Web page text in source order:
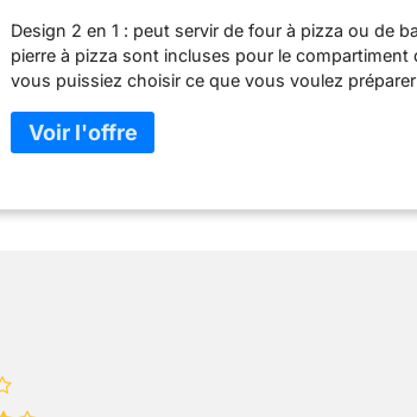
Design 2 en 1 : peut servir de four à pizza ou de
pierre à pizza sont incluses pour le
vous puissiez choisir ce que vous voulez
dessous pour verser facilement le charbon de
inférieure pour un rangement facile et pratique du
avec revêtement en poudre résistant à la chaleur,
effort - Idéal pour un rangement peu encombrant
retrait pratique Dimensions du produit : 66 L x 45